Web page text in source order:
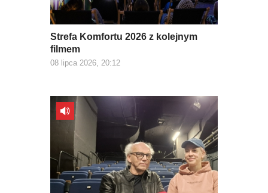
Strefa Komfortu 2026 z kolejnym
filmem
08 lipca 2026, 20:12